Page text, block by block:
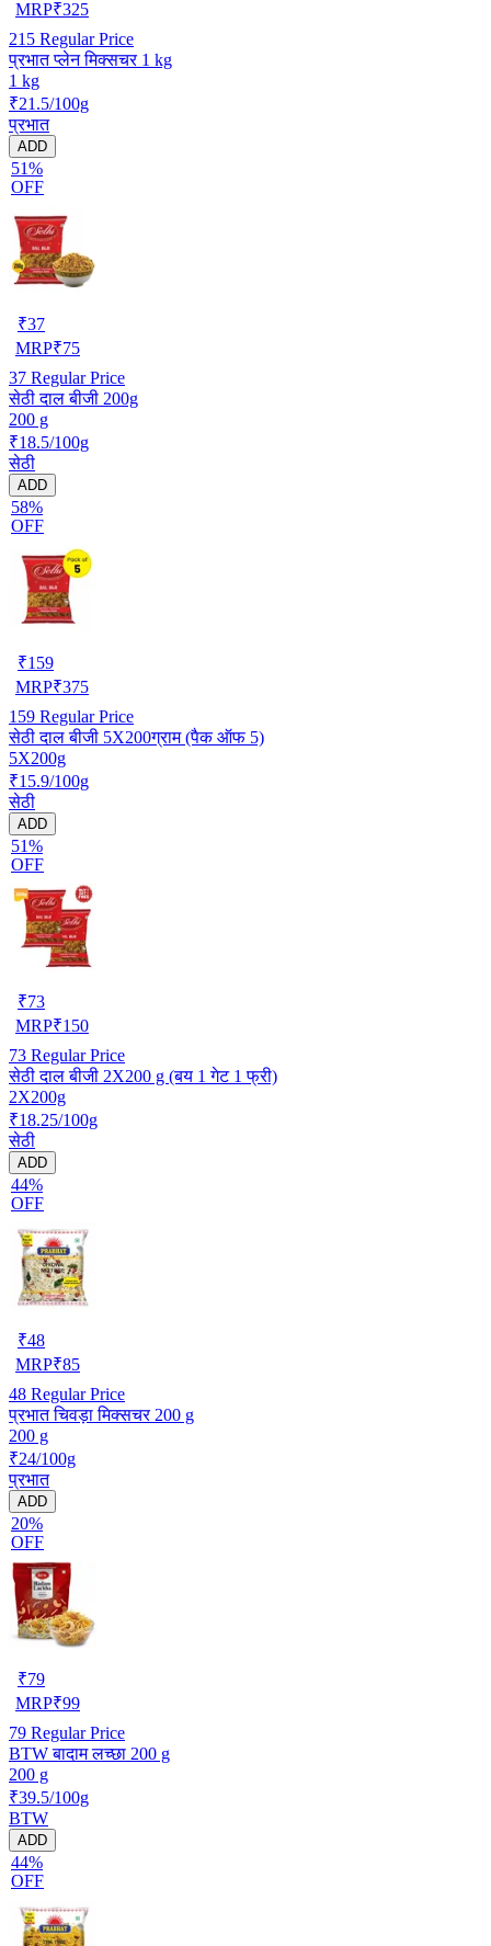
MRP₹325
215 Regular Price
प्रभात प्लेन मिक्सचर 1 kg
1 kg
₹21.5/100g
प्रभात
ADD
51%
OFF
₹37
MRP₹75
37 Regular Price
सेठी दाल बीजी 200g
200 g
₹18.5/100g
सेठी
ADD
58%
OFF
₹159
MRP₹375
159 Regular Price
सेठी दाल बीजी 5X200ग्राम (पैक ऑफ 5)
5X200g
₹15.9/100g
सेठी
ADD
51%
OFF
₹73
MRP₹150
73 Regular Price
सेठी दाल बीजी 2X200 g (बय 1 गेट 1 फ्री)
2X200g
₹18.25/100g
सेठी
ADD
44%
OFF
₹48
MRP₹85
48 Regular Price
प्रभात चिवड़ा मिक्सचर 200 g
200 g
₹24/100g
प्रभात
ADD
20%
OFF
₹79
MRP₹99
79 Regular Price
BTW बादाम लच्छा 200 g
200 g
₹39.5/100g
BTW
ADD
44%
OFF